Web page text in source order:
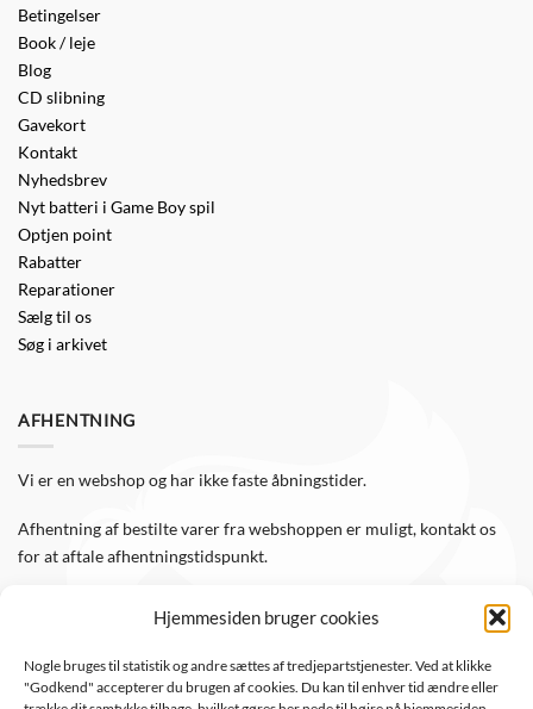
Hjemmesiden bruger cookies
Nogle bruges til statistik og andre sættes af tredjepartstjenester. Ved at klikke
"Godkend" accepterer du brugen af cookies. Du kan til enhver tid ændre eller
Betingelser
Book / leje
Blog
CD slibning
Gavekort
Kontakt
Nyhedsbrev
Nyt batteri i Game Boy spil
Optjen point
Rabatter
Reparationer
Sælg til os
Søg i arkivet
AFHENTNING
Vi er en webshop og har ikke faste åbningstider.
Afhentning af bestilte varer fra webshoppen er muligt, kontakt os
for at aftale afhentningstidspunkt.
Følg WTS Retro på de sociale medier, så er du altid opdateret.